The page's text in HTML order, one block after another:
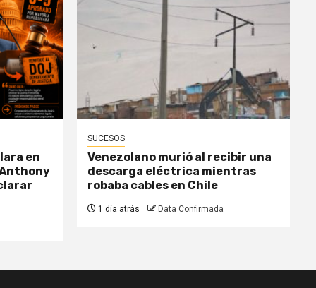
en
SUCESOS
Venezolano murió al recibir una
descarga eléctrica mientras
robaba cables en Chile
1 día atrás Data Confirmada